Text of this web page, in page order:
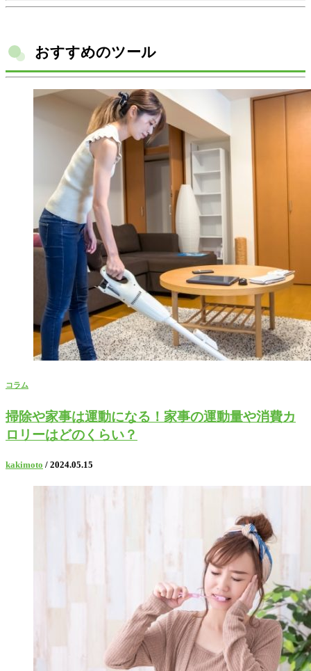
おすすめのツール
コラム
掃除や家事は運動になる！家事の運動量や消費カ
ロリーはどのくらい？
kakimoto / 2024.05.15